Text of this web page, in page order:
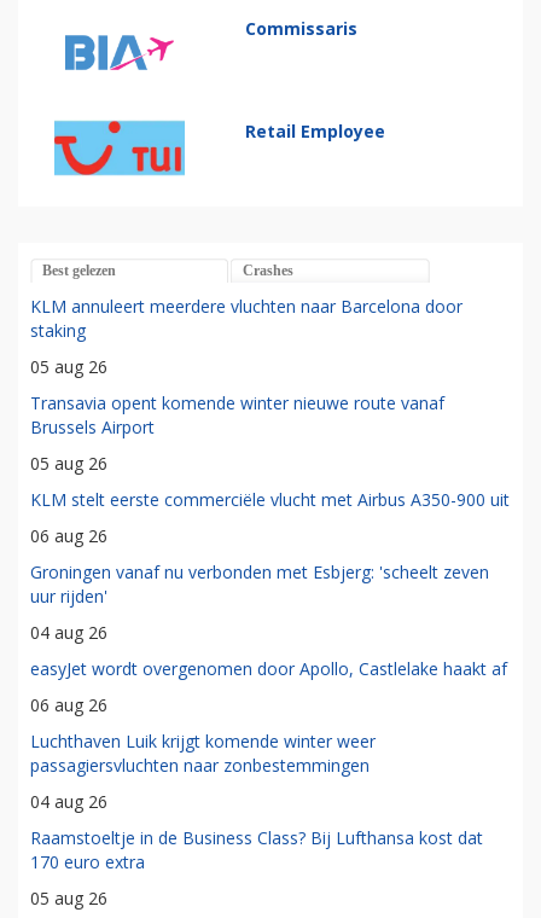
Commissaris
Retail Employee
Best gelezen Crashes
KLM annuleert meerdere vluchten naar Barcelona door
staking
05 aug 26
Transavia opent komende winter nieuwe route vanaf
Brussels Airport
05 aug 26
KLM stelt eerste commerciële vlucht met Airbus A350-900 uit
06 aug 26
Groningen vanaf nu verbonden met Esbjerg: 'scheelt zeven
uur rijden'
04 aug 26
easyJet wordt overgenomen door Apollo, Castlelake haakt af
06 aug 26
Luchthaven Luik krijgt komende winter weer
passagiersvluchten naar zonbestemmingen
04 aug 26
Raamstoeltje in de Business Class? Bij Lufthansa kost dat
170 euro extra
05 aug 26